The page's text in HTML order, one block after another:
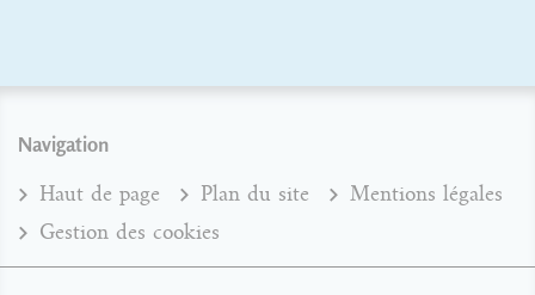
Navigation
Haut de page Plan du site
Mentions légales
Gestion des cookies